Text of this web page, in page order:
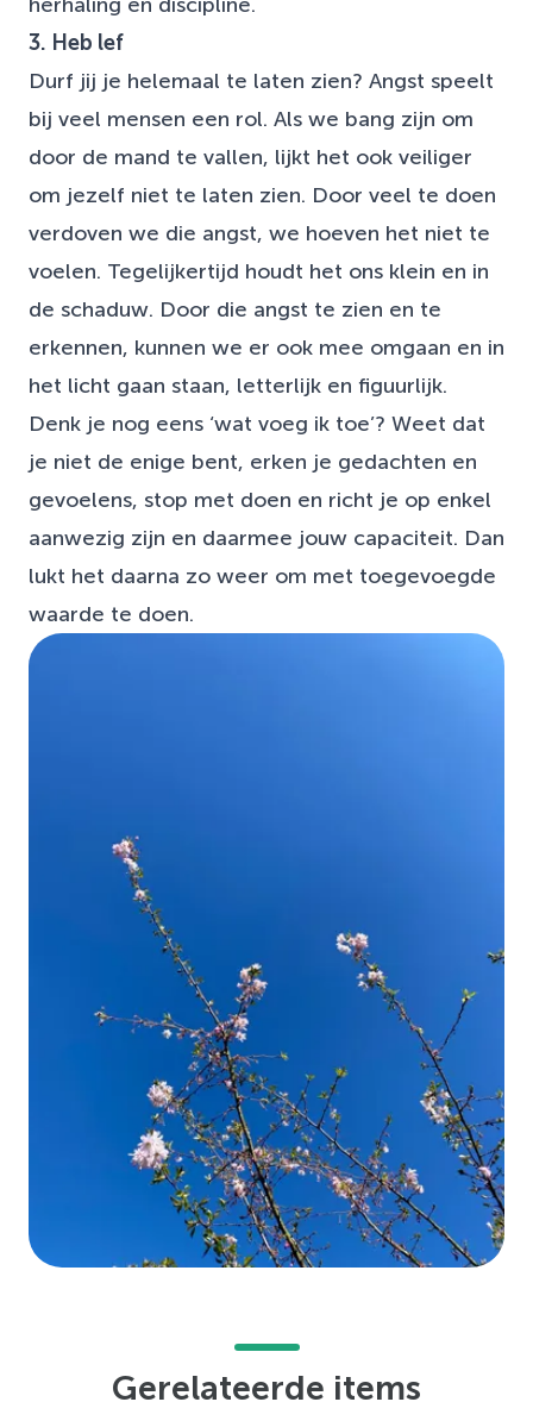
herhaling en discipline.
3. Heb lef
Durf jij je helemaal te laten zien? Angst speelt
bij veel mensen een rol. Als we bang zijn om
door de mand te vallen, lijkt het ook veiliger
om jezelf niet te laten zien. Door veel te doen
verdoven we die angst, we hoeven het niet te
voelen. Tegelijkertijd houdt het ons klein en in
de schaduw. Door die angst te zien en te
erkennen, kunnen we er ook mee omgaan en in
het licht gaan staan, letterlijk en figuurlijk.
Denk je nog eens ‘wat voeg ik toe’? Weet dat
je niet de enige bent, erken je gedachten en
gevoelens, stop met doen en richt je op enkel
aanwezig zijn en daarmee jouw capaciteit. Dan
lukt het daarna zo weer om met toegevoegde
waarde te doen.
Gerelateerde items